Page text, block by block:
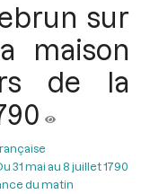
sur
maison
de la
31 mai au 8 juillet 1790
du matin